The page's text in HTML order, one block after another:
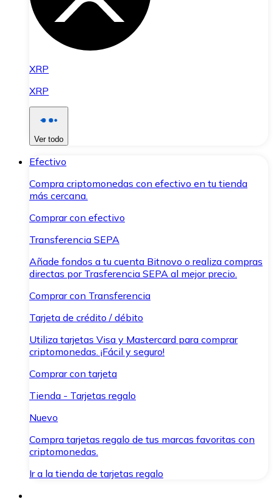
XRP
XRP
Ver todo
Efectivo
Compra criptomonedas con efectivo en tu tienda
más cercana.
Comprar con efectivo
Transferencia SEPA
Añade fondos a tu cuenta Bitnovo o realiza compras
directas por Trasferencia SEPA al mejor precio.
Comprar con Transferencia
Tarjeta de crédito / débito
Utiliza tarjetas Visa y Mastercard para comprar
criptomonedas. ¡Fácil y seguro!
Comprar con tarjeta
Tienda - Tarjetas regalo
Nuevo
Compra tarjetas regalo de tus marcas favoritas con
criptomonedas.
Ir a la tienda de tarjetas regalo